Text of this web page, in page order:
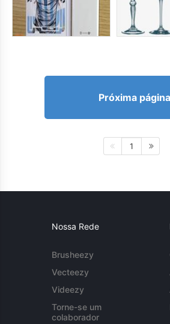
Próxima página
1
Nossa Rede
Brusheezy
Vecteezy
Videezy
Torne-se um
colaborador